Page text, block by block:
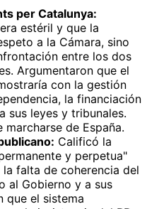
per Catalunya:
estéril y que la
a la Cámara, sino
entre los dos
Argumentaron que el
con la gestión
la financiación
sus leyes y tribunales.
de España.
Calificó la
y perpetua"
falta de coherencia del
al Gobierno y a sus
que el sistema